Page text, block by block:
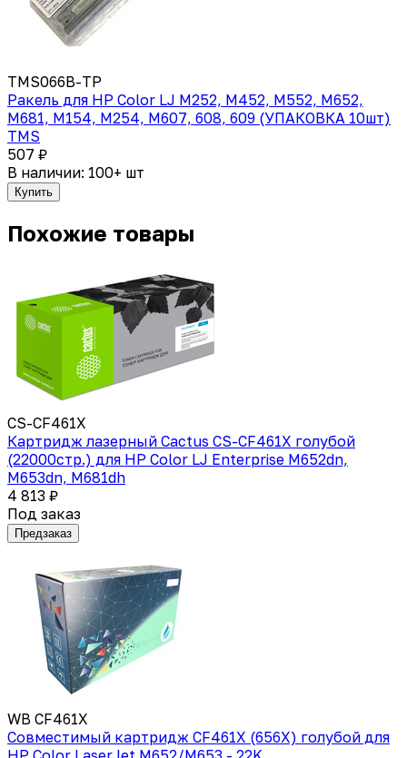
TMS066B-TP
Ракель для HP Color LJ M252, M452, M552, M652,
M681, M154, M254, M607, 608, 609 (УПАКОВКА 10шт)
TMS
507 ₽
В наличии: 100+ шт
Купить
Похожие товары
CS-CF461X
Картридж лазерный Cactus CS-CF461X голубой
(22000стр.) для HP Color LJ Enterprise M652dn,
M653dn, M681dh
4 813 ₽
Под заказ
Предзаказ
WB CF461X
Совместимый картридж CF461X (656X) голубой для